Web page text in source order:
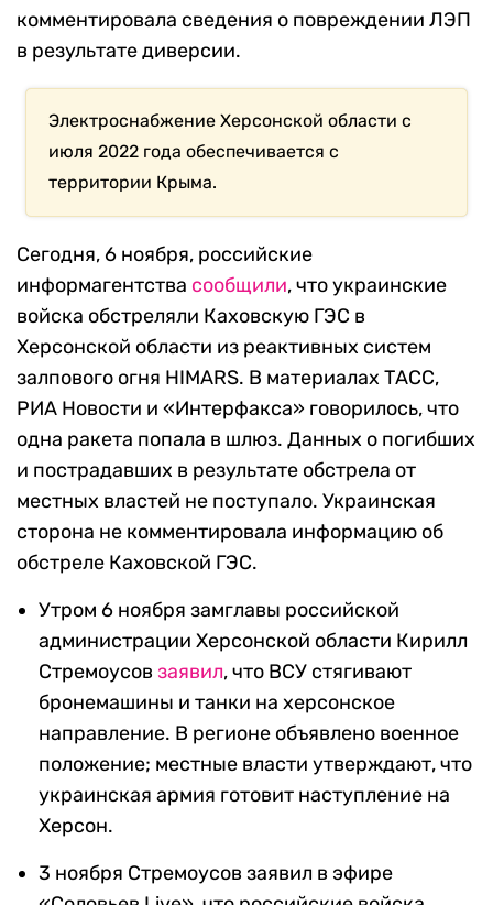
комментировала сведения о повреждении ЛЭП
в результате диверсии.
Электроснабжение Херсонской области с
июля 2022 года обеспечивается с
территории Крыма.
Сегодня, 6 ноября, российские
информагентства сообщили, что украинские
войска обстреляли Каховскую ГЭС в
Херсонской области из реактивных систем
залпового огня HIMARS. В материалах ТАСС,
РИА Новости и «Интерфакса» говорилось, что
одна ракета попала в шлюз. Данных о погибших
и пострадавших в результате обстрела от
местных властей не поступало. Украинская
сторона не комментировала информацию об
обстреле Каховской ГЭС.
Утром 6 ноября замглавы российской
администрации Херсонской области Кирилл
Стремоусов заявил, что ВСУ стягивают
бронемашины и танки на херсонское
направление. В регионе объявлено военное
положение; местные власти утверждают, что
украинская армия готовит наступление на
Херсон.
3 ноября Стремоусов заявил в эфире